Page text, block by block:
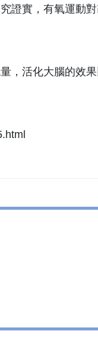
證實，有氧運動
，活化大腦的效